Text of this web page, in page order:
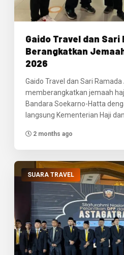
Gaido Travel dan
Berangkatkan
2026
Gaido Travel dan Sari
memberangkatkan jemaah
Bandara Soekarno-Hatta
langsung Kementerian Haji
2 months ago
SUARA TRAVEL